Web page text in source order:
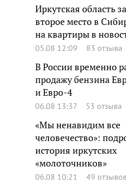
Иркутская область
второе место в
на квартиры в
05.08 12:09 83 отзыва
В России временно
продажу бензина
и Евро-4
06.08 13:37 53 отзыва
«Мы ненавидим все
человечество»:
история иркутских
«молоточников»
06.08 10:21 49 отзывов